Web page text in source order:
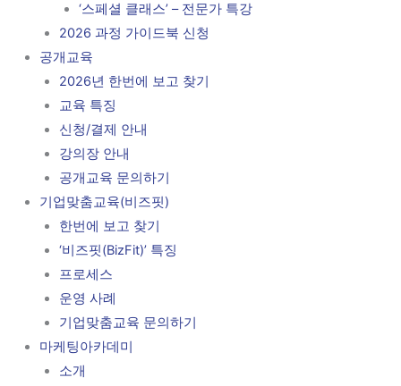
‘스페셜 클래스’ – 전문가 특강
2026 과정 가이드북 신청
공개교육
2026년 한번에 보고 찾기
교육 특징
신청/결제 안내
강의장 안내
공개교육 문의하기
기업맞춤교육(비즈핏)
한번에 보고 찾기
‘비즈핏(BizFit)’ 특징
프로세스
운영 사례
기업맞춤교육 문의하기
마케팅아카데미
소개